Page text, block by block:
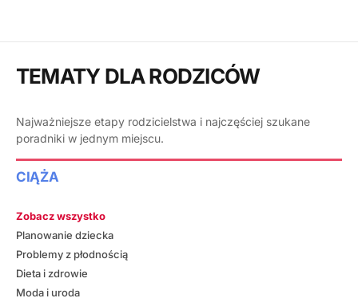
TEMATY DLA RODZICÓW
Najważniejsze etapy rodzicielstwa i najczęściej szukane
poradniki w jednym miejscu.
CIĄŻA
Zobacz wszystko
Planowanie dziecka
Problemy z płodnością
Dieta i zdrowie
Moda i uroda